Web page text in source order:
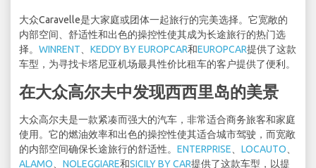
大众Caravelle是大家庭或团体一起旅行的完美选择。它宽敞的
内部空间、舒适性和出色的操控性使其成为长途旅行的热门选
择。 WINRENT KEDDY BY EUROPCAR和EUROPCAR提供了这款
车型，为寻找卡塔尼亚机场最具性价比租车的客户提供了便利。
在大众高尔夫中发现西西里岛的美景
大众高尔夫是一款紧凑而强大的汽车，非常适合商务旅客和家庭
使用。它的燃油效率和出色的操控性使其适合城市驾驶，而宽敞
的内部空间确保长途旅行的舒适性。 ENTERPRISE LOCAUTO
ALAMO
NOLEGGIARE和SICILY BY CAR提供了这款车型，以提